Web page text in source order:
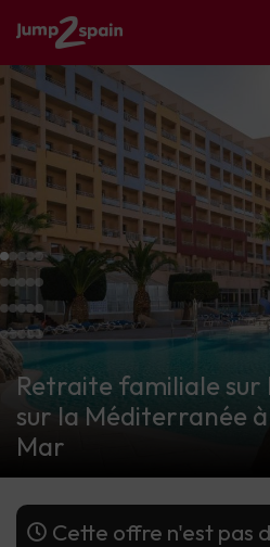
Retraite familiale sur
sur la Méditerranée
Mar
Cette offre n'est pas